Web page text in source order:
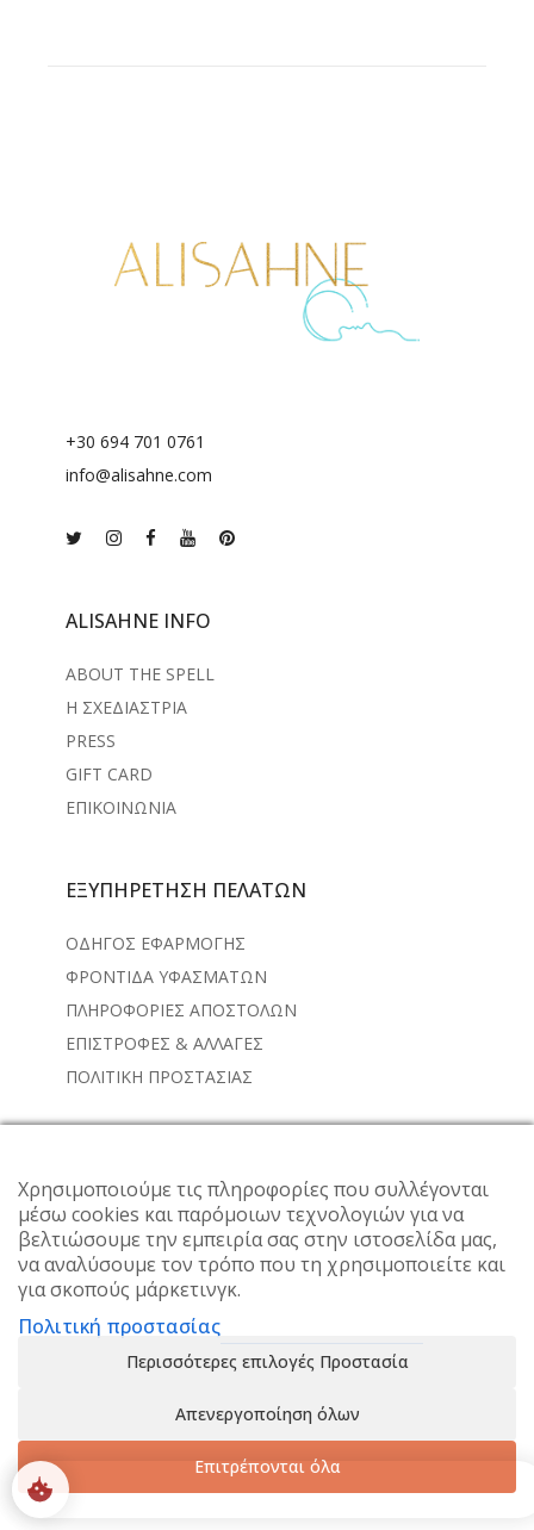
0
+30 694 701 0761
info@alisahne.com
ALISAHNE INFO
ABOUT THE SPELL
Η ΣΧΕΔΙΑΣΤΡΙΑ
PRESS
GIFT CARD
ΕΠΙΚΟΙΝΩΝΙΑ
ΕΞΥΠΗΡΕΤΗΣΗ ΠΕΛΑΤΩΝ
ΟΔΗΓΟΣ ΕΦΑΡΜΟΓΗΣ
ΦΡΟΝΤΙΔΑ ΥΦΑΣΜΑΤΩΝ
ΠΛΗΡΟΦΟΡΙΕΣ ΑΠΟΣΤΟΛΩΝ
ΕΠΙΣΤΡΟΦΕΣ & ΑΛΛΑΓΕΣ
ΠΟΛΙΤΙΚΗ ΠΡΟΣΤΑΣΙΑΣ
Subscribe to the weekly newsletter for all the latest
updates
Χρησιμοποιούμε τις πληροφορίες που συλλέγονται
μέσω cookies και παρόμοιων τεχνολογιών για να
βελτιώσουμε την εμπειρία σας στην ιστοσελίδα μας,
να αναλύσουμε τον τρόπο που τη χρησιμοποιείτε και
για σκοπούς μάρκετινγκ.
Πολιτική προστασίας
Περισσότερες επιλογές Προστασία
Απενεργοποίηση όλων
Επιτρέπονται όλα